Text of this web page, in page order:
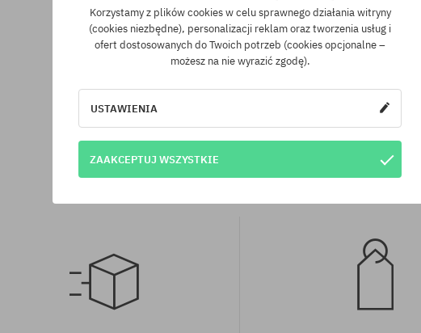
8.25; 8.5
Korzystamy z plików cookies w celu sprawnego działania witryny
(cookies niezbędne), personalizacji reklam oraz tworzenia usług i
ofert dostosowanych do Twoich potrzeb (cookies opcjonalne –
możesz na nie wyrazić zgodę).
USTAWIENIA
ZAAKCEPTUJ WSZYSTKIE